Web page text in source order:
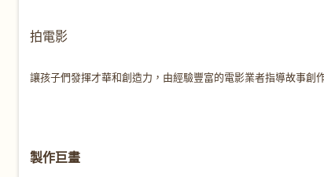
拍電影
讓孩子們發揮才華和創造力，由經驗豐富的電影業者指導故事創
製作巨畫